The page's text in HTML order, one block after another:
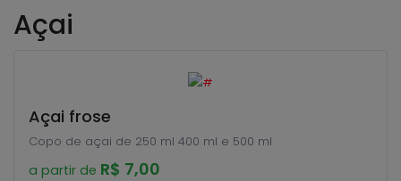
Açai
Açai frose
Copo de açai de 250 ml 400 ml e 500 ml
a partir de R$ 7,00